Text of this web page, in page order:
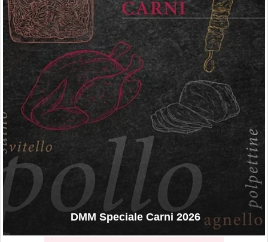
DMM Speciale Carni 2026